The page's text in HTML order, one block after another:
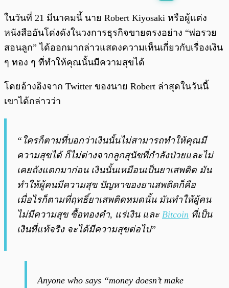
พร้อมเล่น 0:00 / 0:00
ในวันที่ 21 มีนาคมนี้ นาย Robert Kiyosaki หรือผู้แต่ง
หนังสืออันโด่งดังในวงการธุรกิจขายตรงอย่าง “พ่อรวย
สอนลูก” ได้ออกมากล่าวแสดงความเห็นเกี่ยวกับเรื่องเงิน
ๆ ทอง ๆ ที่ทำให้คุณนั้นมีความสุขได้
โดยอ้างอิงจาก Twitter ของนาย Robert ล่าสุดในวันนี้
เขาได้กล่าวว่า
“ใครก็ตามที่บอกว่าเงินนั้นไม่สามารถทำให้คุณมี
ความสุขได้ ก็ไม่ต่างจากลูกสุนัขที่กำลังป่วยและไม่
เคยถังแตกมาก่อน เงินนั้นเหมือนเป็นยาเสพติด มัน
ทำให้ผู้คนมีความสุข ปัญหาของยาเสพติดก็คือ
เมื่อไรก็ตามที่ฤทธิ์ยาเสพติดหมดนั้น มันทำให้ผู้คน
ไม่มีความสุข ซื้อทองคำ, แร่เงิน และ Bitcoin ที่เป็น
เงินที่แท้จริง จะได้มีความสุขต่อไป”
Anyone who says “money doesn’t make